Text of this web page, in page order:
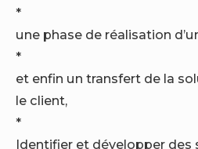
*
une phase de réalisation
*
et enfin un transfert de la
le client,
*
Identifier et développer des